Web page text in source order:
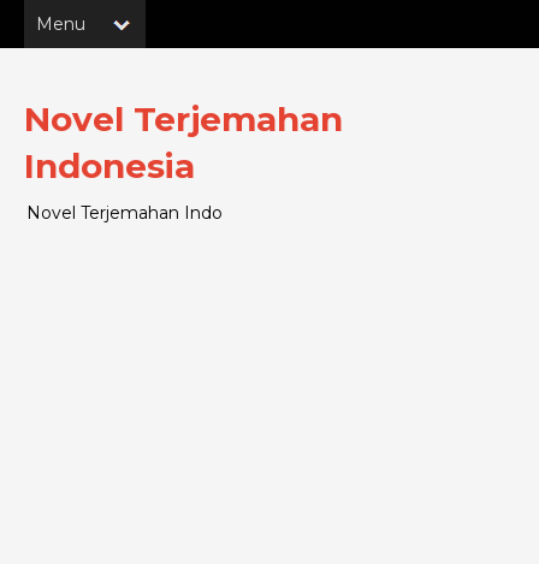
Novel Terjemahan
Indonesia
Novel Terjemahan Indo